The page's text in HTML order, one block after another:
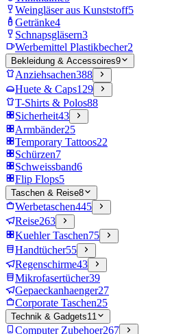
Weingläser aus Kunststoff5
Getränke4
Schnapsgläsern3
Werbemittel Plastikbecher2
Bekleidung & Accessoires9
Anziehsachen388
Huete & Caps129
T-Shirts & Polos88
Sicherheit43
Armbänder25
Temporary Tattoos22
Schürzen7
Schweissband6
Flip Flops5
Taschen & Reise8
Werbetaschen445
Reise263
Kuehler Taschen75
Handtücher55
Regenschirme43
Mikrofasertücher39
Gepaeckanhaenger27
Corporate Taschen25
Technik & Gadgets11
Computer Zubehoer267